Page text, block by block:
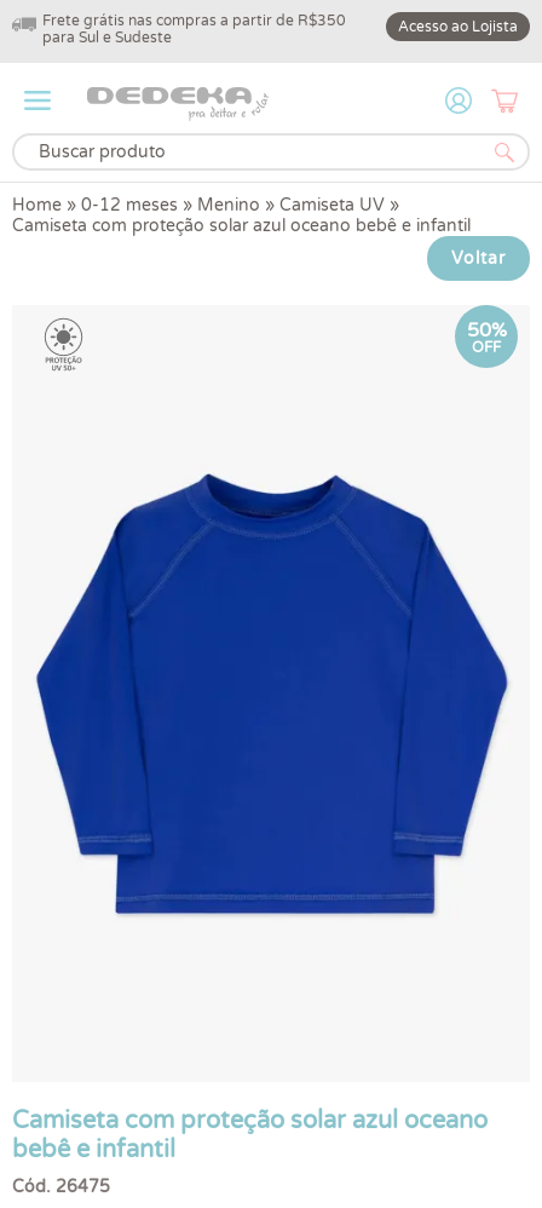
Frete grátis nas compras a partir de R$350
para Sul e Sudeste
10% off na
DEDEKA10
Acesso ao Lojista
Home » 0-12 meses » Menino » Camiseta UV »
Camiseta com proteção solar azul oceano bebê e infantil
Voltar
50%
OFF
Camiseta com proteção solar azul oceano
bebê e infantil
Cód. 26475